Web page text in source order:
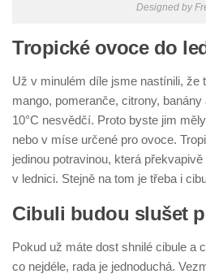
Designed by
Tropické ovoce do
Už v minulém díle jsme nastínili, že
mango, pomeranče, citrony,
10°C nesvědčí. Proto byste jim
nebo v míse určené pro ovoce.
jedinou potravinou, která
v lednici. Stejně na tom je třeba i
Cibuli budou slušet
Pokud už máte dost shnilé cibule a
co nejdéle, rada je jednoduchá.